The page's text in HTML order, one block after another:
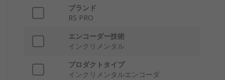
ブランド
RS PRO
エンコーダー技術
インクリメンタル
プロダクトタイプ
インクリメンタルエンコーダ